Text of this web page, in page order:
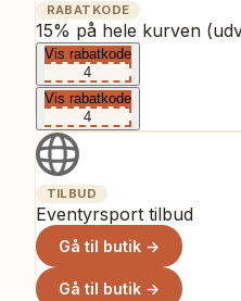
RABATKODE
15% på hele kurven
Vis rabatkode
4
Vis rabatkode
4
TILBUD
Eventyrsport tilbud
Gå til butik →
Gå til butik →